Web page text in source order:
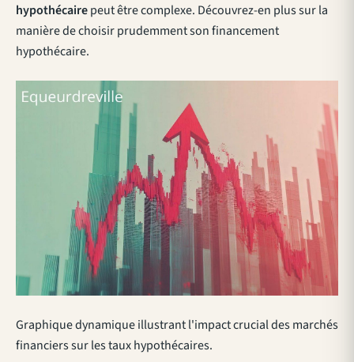
hypothécairepeut être complexe. Découvrez-en plus sur la
manière dechoisir prudemment son financement
hypothécaire.
Graphique dynamique illustrant l'impact crucial des marchés
financiers sur les taux hypothécaires.